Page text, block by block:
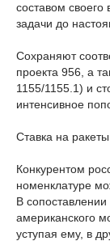
составом
задачи до
Сохраняют
проекта 956, а
1155/1155.1) и
интенсивное
Ставка на ракеты
Конкурентом
номенклатуре
В
американского
уступая ему, в